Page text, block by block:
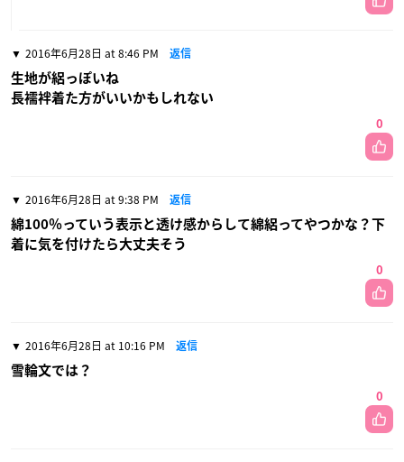
2016年6月28日 at 8:46 PM 返信
生地が絽っぽいね
長襦袢着た方がいいかもしれない
0
2016年6月28日 at 9:38 PM 返信
綿100％っていう表示と透け感からして綿絽ってやつかな？下
着に気を付けたら大丈夫そう
0
2016年6月28日 at 10:16 PM 返信
雪輪文では？
0